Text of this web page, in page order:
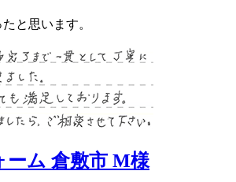
と思います。
ーム 倉敷市 M様